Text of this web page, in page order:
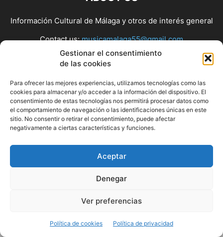
Gestionar el consentimiento
de las cookies
Para ofrecer las mejores experiencias, utilizamos tecnologías como las
cookies para almacenar y/o acceder a la información del dispositivo. El
consentimiento de estas tecnologías nos permitirá procesar datos como
el comportamiento de navegación o las identificaciones únicas en este
sitio. No consentir o retirar el consentimiento, puede afectar
negativamente a ciertas características y funciones.
Aceptar
Denegar
Ver preferencias
Política de cookies Política de privacidad
Información Cultural de Málaga y otros de interés general
Contact us:musicamalaga55@gmail.com
FOLLOW US
© Musicamalaga